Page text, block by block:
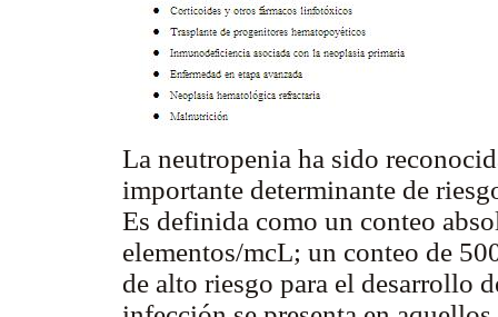
La neutropenia ha sido
importante determinante de
Es definida como un conteo
elementos/mcL; un conteo de
de alto riesgo para el desarrollo